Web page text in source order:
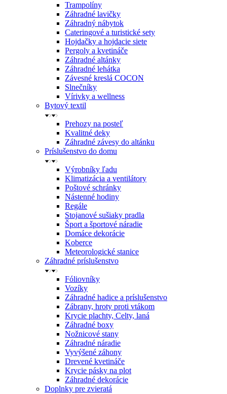
Trampolíny
Záhradné lavičky
Záhradný nábytok
Cateringové a turistické sety
Hojdačky a hojdacie siete
Pergoly a kvetináče
Záhradné altánky
Záhradné lehátka
Závesné kreslá COCON
Slnečníky
Vírivky a wellness
Bytový textil
Prehozy na posteľ
Kvalitné deky
Záhradné závesy do altánku
Príslušenstvo do domu
Výrobníky ľadu
Klimatizácia a ventilátory
Poštové schránky
Nástenné hodiny
Regále
Stojanové sušiaky pradla
Šport a športové náradie
Domáce dekorácie
Koberce
Meteorologické stanice
Záhradné príslušenstvo
Fóliovníky
Vozíky
Záhradné hadice a príslušenstvo
Zábrany, hroty proti vtákom
Krycie plachty, Celty, laná
Záhradné boxy
Nožnicové stany
Záhradné náradie
Vyvýšené záhony
Drevené kvetináče
Krycie pásky na plot
Záhradné dekorácie
Doplnky pre zvieratá